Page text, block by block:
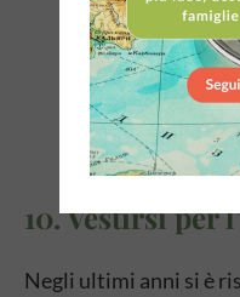
10. Vestirsi per
Negli ultimi anni si è